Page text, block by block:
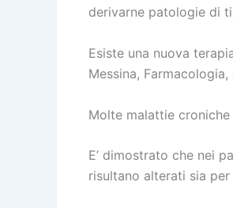
derivarne patologie di
Esiste una nuova
Messina,
Molte malattie
E’ dimostrato che nei
risultano alterati sia